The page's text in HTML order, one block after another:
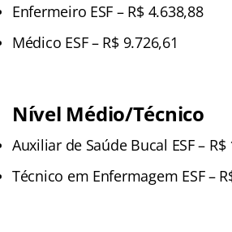
Enfermeiro ESF – R$ 4.638,88
Médico ESF – R$ 9.726,61
Nível Médio/Técnico
Auxiliar de Saúde Bucal ESF – R$
Técnico em Enfermagem ESF –